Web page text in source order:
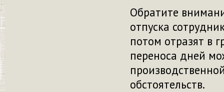
Обратите
отпуска
потом отразят в
переноса дней
обстоятельств.